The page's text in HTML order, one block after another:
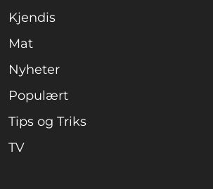
Kjendis
Mat
Nyheter
Populært
Tips og Triks
TV